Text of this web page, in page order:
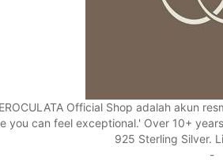
Official Shop adalah akun
you can feel exceptional.' Over 10+
925 Sterling Silver.
-